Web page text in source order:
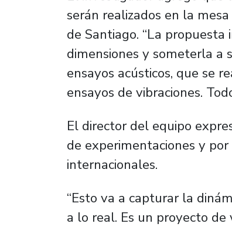
serán realizados en la
de Santiago. “La
dimensiones y someterla a
ensayos acústicos, que se
ensayos de vibraciones.
El director del equipo
de experimentaciones y
internacionales.
“Esto va a capturar la
a lo real. Es un proyecto